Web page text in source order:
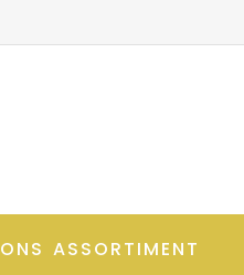
ONS ASSORTIMENT